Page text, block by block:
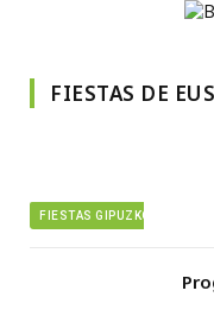
FIESTAS DE
FIESTAS GIPUZKOA